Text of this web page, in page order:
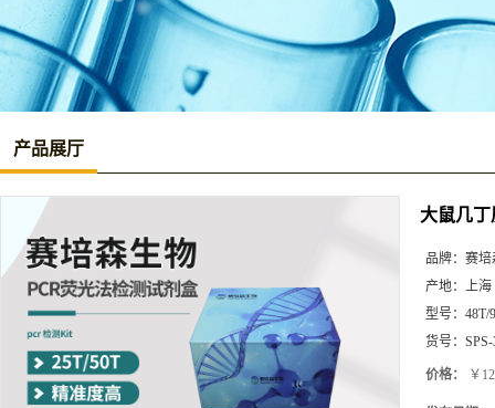
产品展厅
大鼠几
品牌： 赛培
产地： 上海
型号： 48T/
货号：
价格： ￥